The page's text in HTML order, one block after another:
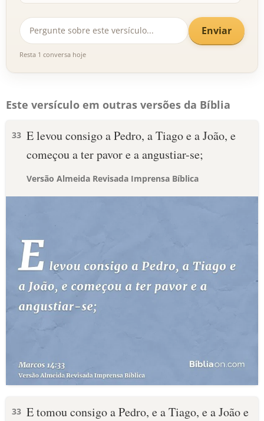
Enviar
Resta 1 conversa hoje
Este versículo em outras versões da Bíblia
33 E levou consigo a Pedro, a Tiago e a João, e
começou a ter pavor e a angustiar-se;
Versão Almeida Revisada Imprensa Bíblica
33 E tomou consigo a Pedro, e a Tiago, e a João e